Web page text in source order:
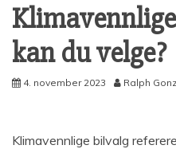
kan du velge?
4. november 2023 Ralph
Klimavennlige bilvalg